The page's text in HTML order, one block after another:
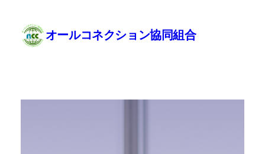
content
オールコネクション協同組合